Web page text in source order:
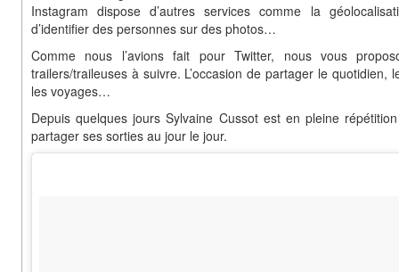
Instagram dispose d’autres services comme la
d’identifier des personnes sur des photos…
Comme nous l’avions fait pour Twitter, nous vous
trailers/traileuses à suivre. L’occasion de partager le quotidien,
les voyages…
Depuis quelques jours Sylvaine Cussot est en pleine
partager ses sorties au jour le jour.